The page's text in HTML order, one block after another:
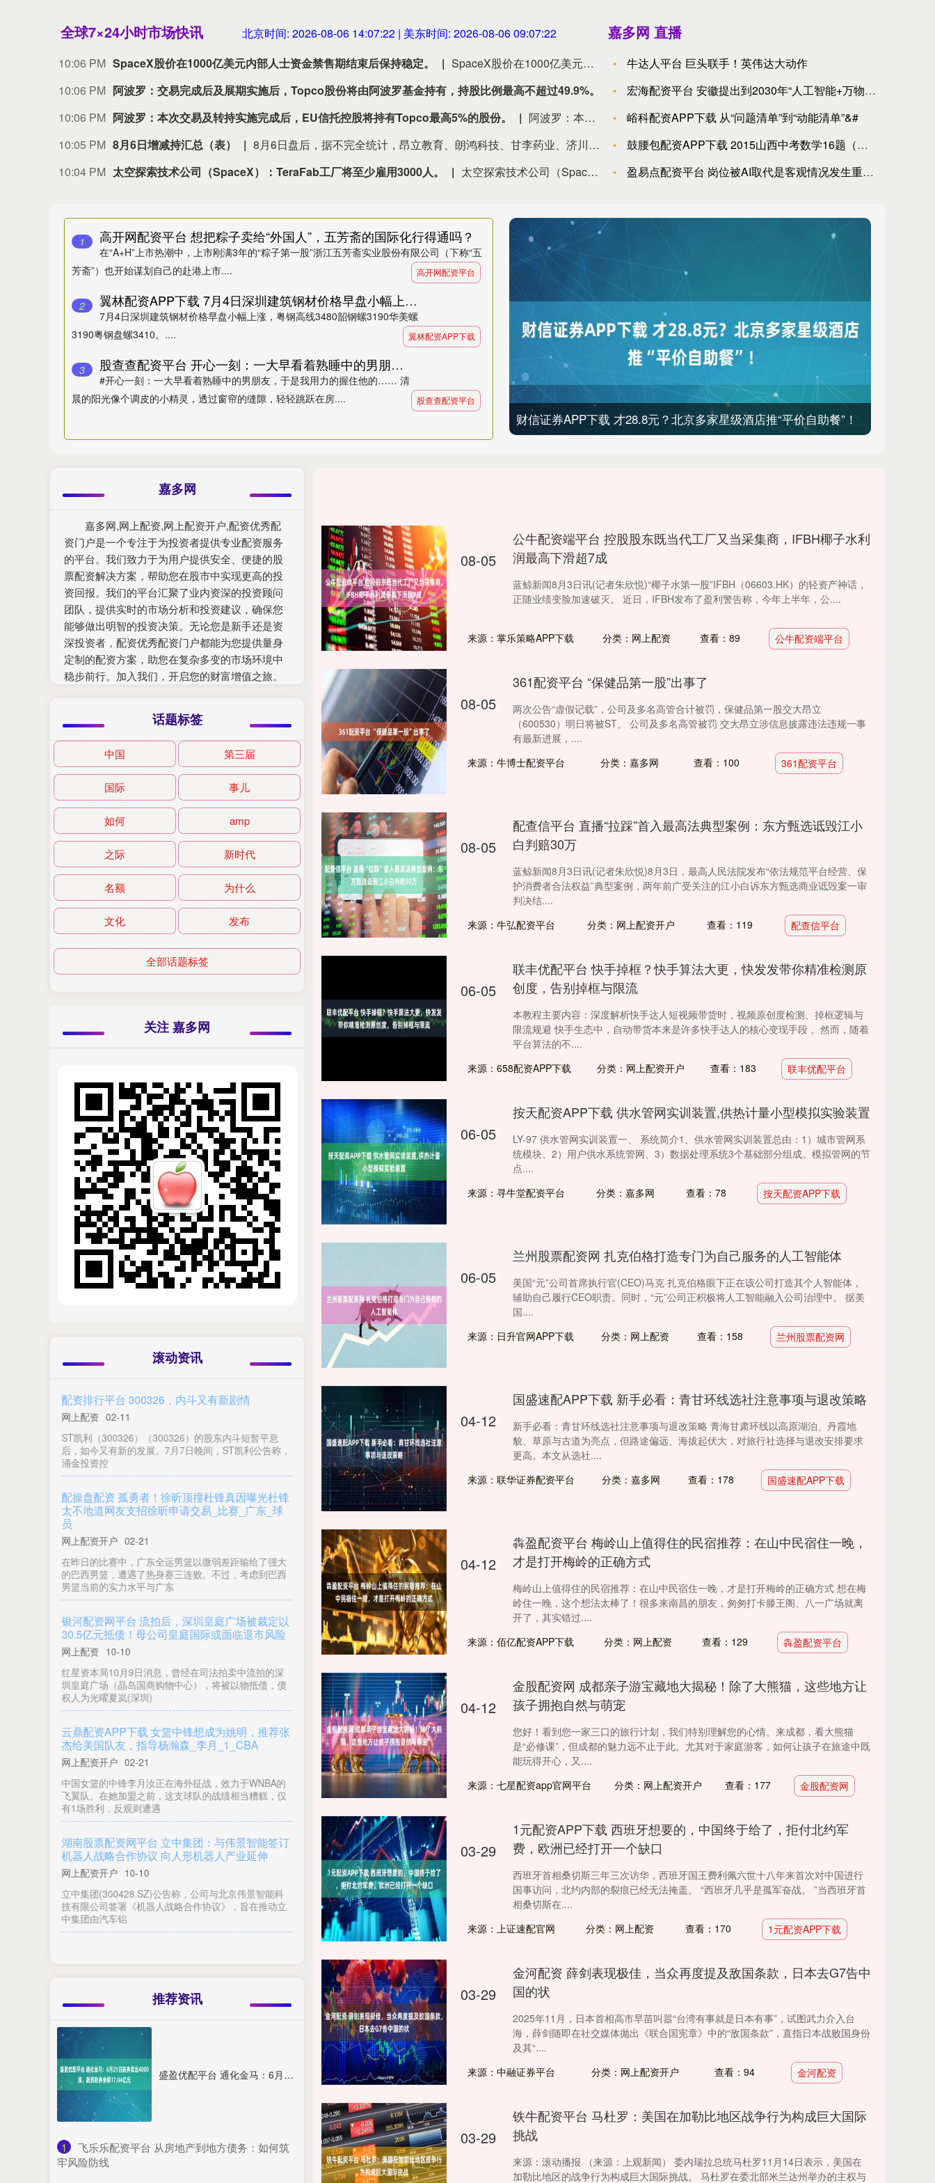
全球7×24小时市场快讯 北京时间: 2026-08-06 14:07:23 | 美东时间: 2026-08-06 09:07:23
10:06 PM SpaceX股价在1000亿美元内部人士资金禁售期结束后保持稳定。
SpaceX股价在1000亿美元内部人士资金禁售期结束后保持稳定。
10:06 PM 阿波罗：交易完成后及展期实施后，Topco股份将由阿波罗基金持有，持股比例最高不超过49.9%。
阿波罗：交易完成后及展期实施后，Topco股份将由阿波罗基
10:06 PM 阿波罗：本次交易及转持实施完成后，EU信托控股将持有Topco最高5%的股份。
阿波罗：本次交易及转持实施完成后，EU信托控股将持有Topco最高5%的股份。
10:05 PM 8月6日增减持汇总（表）
8月6日盘后，据不完全统计，昂立教育、朗鸿科技、甘李药业、济川药业等4家A股上市公司披露拟减持情况，当日暂无A股公司披露拟增持情况。
10:04 PM 太空探索技术公司（SpaceX）：TeraFab工厂将至少雇用3000人。 太空探索技术公司（SpaceX）：TeraFab工厂将至少雇用3000人。
嘉多网 直播
牛达人平台 巨头联手！英伟达大动作
宏海配资平台 安徽提出到2030年“人工智能+万物”应用落地
峪科配资APP下载 从“问题清单”到“动能清单”&#
鼓腰包配资APP下载 2015山西中考数学16题（正方形、折
盈易点配资平台 岗位被AI取代是客观情况发生重大变化吗
1 高开网配资平台 想把粽子卖给“外国人”，五芳斋的国际化行得通吗？
在“A+H”上市热潮中，上市刚满3年的“粽子第一股”浙江五芳斋实业股份有限公司（下称“五
芳斋”）也开始谋划自己的赴港上市....
高开网配资平台
2 翼林配资APP下载 7月4日深圳建筑钢材价格早盘小幅上涨，粤钢高线3480韶钢螺3190华美螺3190粤钢盘螺3410。
7月4日深圳建筑钢材价格早盘小幅上涨，粤钢高线3480韶钢螺3190华美螺
3190粤钢盘螺3410。....
翼林配资APP下载
3 股查查配资平台 开心一刻：一大早看着熟睡中的男朋友，于是我用力的握住他的……_满是_那微微_鼻子
#开心一刻：一大早看着熟睡中的男朋友，于是我用力的握住他的…… 清
晨的阳光像个调皮的小精灵，透过窗帘的缝隙，轻轻跳跃在房....
股查查配资平台
财信证券APP下载 才28.8元？北京多家星级酒店推“平价自助餐”！
08-05
公牛配资端平台 控股股东既当代工厂又当采集商，IFBH椰子水利
润最高下滑超7成
蓝鲸新闻8月3日讯(记者朱欣悦)“椰子水第一股”IFBH（06603.HK）的轻资产神话，
正随业绩变脸加速破灭。 近日，IFBH发布了盈利警告称，今年上半年，公....
来源：掌乐策略APP下载 分类：网上配资 查看：89 公牛配资端平台
08-05
361配资平台 “保健品第一股”出事了
两次公告“虚假记载”，公司及多名高管合计被罚，保健品第一股交大昂立
（600530）明日将被ST。 公司及多名高管被罚 交大昂立涉信息披露违法违规一事
有最新进展，....
来源：牛博士配资平台
分类：嘉多网 查看：100 361配资平台
08-05
配查信平台 直播“拉踩”首入最高法典型案例：东方甄选诋毁江小
白判赔30万
蓝鲸新闻8月3日讯(记者朱欣悦)8月3日，最高人民法院发布“依法规范平台经营、保
护消费者合法权益”典型案例，两年前广受关注的江小白诉东方甄选商业诋毁案一审
判决结....
来源：牛弘配资平台
分类：网上配资开户 查看：119 配查信平台
06-05
联丰优配平台 快手掉框？快手算法大更，快发发带你精准检测原
创度，告别掉框与限流
本教程主要内容：深度解析快手达人短视频带货时，视频原创度检测、掉框逻辑与
限流规避 快手生态中，自动带货本来是许多快手达人的核心变现手段 。然而，随着
平台算法的不....
来源：658配资APP下载
分类：网上配资开户 查看：183 联丰优配平台
06-05
按天配资APP下载 供水管网实训装置,供热计量小型模拟实验装置
LY-97 供水管网实训装置一、 系统简介1、供水管网实训装置总由：1）城市管网系
统模块、2）用户供水系统管网、3）数据处理系统3个基础部分组成。模拟管网的节
点....
来源：寻牛堂配资平台
分类：嘉多网 查看：78 按天配资APP下载
06-05
兰州股票配资网 扎克伯格打造专门为自己服务的人工智能体
美国“元”公司首席执行官(CEO)马克·扎克伯格眼下正在该公司打造其个人智能体，
辅助自己履行CEO职责。同时，“元”公司正积极将人工智能融入公司治理中。 据美
国....
来源：日升官网APP下载
分类：网上配资 查看：158 兰州股票配资网
04-12
国盛速配APP下载 新手必看：青甘环线选社注意事项与退改策略
新手必看：青甘环线选社注意事项与退改策略 青海甘肃环线以高原湖泊、丹霞地
貌、草原与古道为亮点，但路途偏远、海拔起伏大，对旅行社选择与退改安排要求
更高。本文从选社....
来源：联华证券配资平台
分类：嘉多网 查看：178 国盛速配APP下载
04-12
犇盈配资平台 梅岭山上值得住的民宿推荐：在山中民宿住一晚，
才是打开梅岭的正确方式
梅岭山上值得住的民宿推荐：在山中民宿住一晚，才是打开梅岭的正确方式 想在梅
岭住一晚，这个想法太棒了！很多来南昌的朋友，匆匆打卡滕王阁、八一广场就离
开了，其实错过....
来源：佰亿配资APP下载
分类：网上配资 查看：129 犇盈配资平台
04-12
金股配资网 成都亲子游宝藏地大揭秘！除了大熊猫，这些地方让
孩子拥抱自然与萌宠
您好！看到您一家三口的旅行计划，我们特别理解您的心情。来成都，看大熊猫
是“必修课”，但成都的魅力远不止于此。尤其对于家庭游客，如何让孩子在旅途中既
能玩得开心，又....
来源：七星配资app官网平台
分类：网上配资开户 查看：177 金股配资网
03-29
1元配资APP下载 西班牙想要的，中国终于给了，拒付北约军
费，欧洲已经打开一个缺口
西班牙首相桑切斯三年三次访华，西班牙国王费利佩六世十八年来首次对中国进行
国事访问，北约内部的裂痕已经无法掩盖。 “西班牙几乎是孤军奋战。 ”当西班牙首
相桑切斯在....
来源：上证速配官网
分类：网上配资 查看：170 1元配资APP下载
03-29
金河配资 薛剑表现极佳，当众再度提及敌国条款，日本去G7告中
国的状
2025年11月，日本首相高市早苗叫嚣“台湾有事就是日本有事”，试图武力介入台
海，薛剑随即在社交媒体抛出《联合国宪章》中的“敌国条款”，直指日本战败国身份
及其“....
来源：中融证券平台
分类：网上配资开户 查看：94 金河配资
03-29
铁牛配资平台 马杜罗：美国在加勒比地区战争行为构成巨大国际
挑战
来源：滚动播报 （来源：上观新闻） 委内瑞拉总统马杜罗11月14日表示，美国在
加勒比地区的战争行为构成巨大国际挑战。 马杜罗在委北部米兰达州举办的主权与
嘉多网
嘉多网,网上配资,网上配资开户,配资优秀配
资门户是一个专注于为投资者提供专业配资服务
的平台。我们致力于为用户提供安全、便捷的股
票配资解决方案，帮助您在股市中实现更高的投
资回报。我们的平台汇聚了业内资深的投资顾问
团队，提供实时的市场分析和投资建议，确保您
能够做出明智的投资决策。无论您是新手还是资
深投资者，配资优秀配资门户都能为您提供量身
定制的配资方案，助您在复杂多变的市场环境中
稳步前行。加入我们，开启您的财富增值之旅。
话题标签
中国 第三届
国际 事儿
如何 amp
之际 新时代
名额 为什么
文化 发布
全部话题标签
关注 嘉多网
滚动资讯
民间配资APP下载 密封科技：公司密封垫片业务
紧跟主机厂发展步伐
网上配资开户
证券日报网1月28日讯 ，密封科技（301020）在接受调
研者提问时表示，近几年公司密封垫片业务紧跟主机厂
发展步伐，积极
卓信速配官网 10本历史后宫文小说，史册未载的
网上配资开户
1.《乱清》 作者： 青玉狮子 字数： 约 500 万字 故事背
景： 晚清咸丰年间。主角魂穿成恭亲王奕訢，在第二鸦
战、辛
股易配平台 在南宁到越南五日游要多少钱_旅游_
人民币左右_预算
网上配资开户
这是(gxbhszl)整理的信息，希望能帮助到大家 作为一名
热爱旅游的朋友，最近我也在计划一次从南宁出发，前
往越南的五日
股票怎么杠杆 远东股份（600869）6月27日主力
资金净买入339.96万元
网上配资开户
本站消息，截至2025年6月27日收盘，远东股份
(600869)报收于5.07元，上涨2.42%，换手率2.14%，
成交
配配查APP下载 日本战败80年 石破茂考虑取消
重要惯例
网上配资开户
据央视新闻，据《朝日新闻》8月2日报道，日本首相石
破茂正在考虑不在8月15日“终战纪念日”或9月2日日本签
署投降书当天以
推荐资讯
盛盈优配平台 通化金马：6月25日融券卖出4000股，融资融券余额17.04亿元
1
​飞乐乐配资平台 从房地产到地方债务：如何筑
牢风险防线